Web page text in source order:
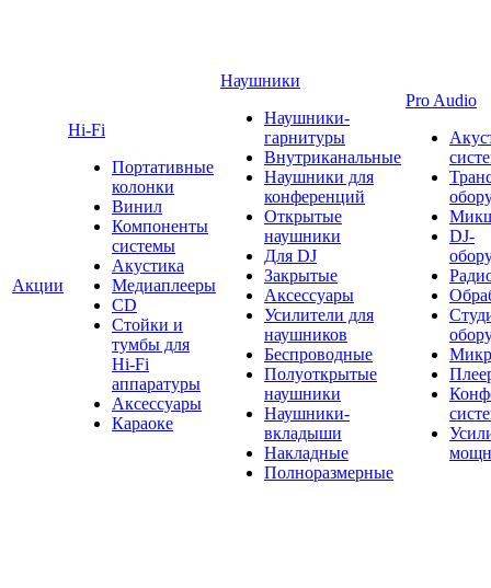
Акции
Hi-Fi
Портативные
колонки
Винил
Компоненты
системы
Акустика
Медиаплееры
CD
Стойки и
тумбы для
Hi-Fi
аппаратуры
Аксессуары
Караоке
Наушники
Наушники-
гарнитуры
Внутриканальные
Наушники для
конференций
Открытые
наушники
Для DJ
Закрытые
Аксессуары
Усилители для
наушников
Беспроводные
Полуоткрытые
наушники
Наушники-
вкладыши
Накладные
Полноразмерные
Pro Audio
DJ-